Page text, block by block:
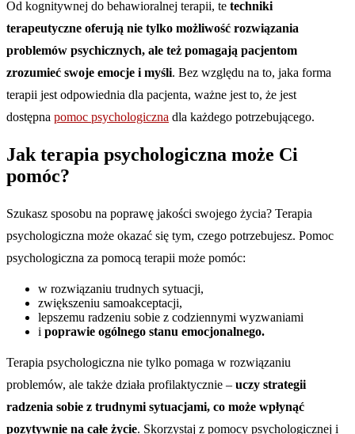
Od kognitywnej do behawioralnej terapii, te techniki
terapeutyczne oferują nie tylko możliwość rozwiązania
problemów psychicznych, ale też pomagają pacjentom
zrozumieć swoje emocje i myśli. Bez względu na to, jaka forma
terapii jest odpowiednia dla pacjenta, ważne jest to, że jest
dostępna pomoc psychologiczna dla każdego potrzebującego.
Jak terapia psychologiczna może Ci
pomóc?
Szukasz sposobu na poprawę jakości swojego życia? Terapia
psychologiczna może okazać się tym, czego potrzebujesz. Pomoc
psychologiczna za pomocą terapii może pomóc:
w rozwiązaniu trudnych sytuacji,
zwiększeniu samoakceptacji,
lepszemu radzeniu sobie z codziennymi wyzwaniami
i poprawie ogólnego stanu emocjonalnego.
Terapia psychologiczna nie tylko pomaga w rozwiązaniu
problemów, ale także działa profilaktycznie – uczy strategii
radzenia sobie z trudnymi sytuacjami, co może wpłynąć
pozytywnie na całe życie. Skorzystaj z pomocy psychologicznej i